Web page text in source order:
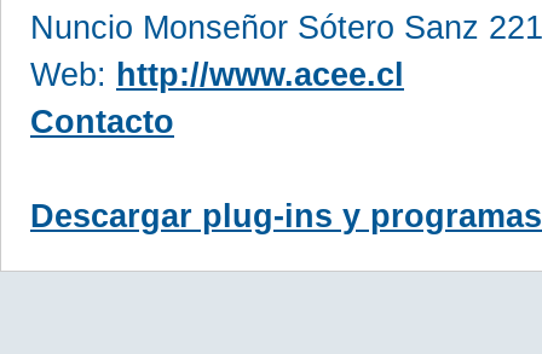
Nuncio Monseñor Sótero Sanz
Web: http://www.acee.cl
Contacto
Descargar plug-ins y